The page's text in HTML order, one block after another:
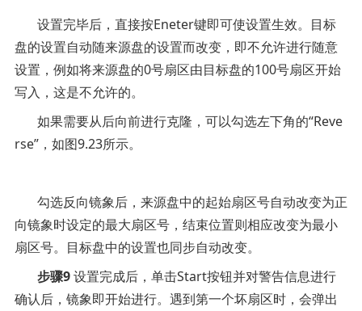
设置完毕后，直接按Eneter键即可使设置生效。目标
盘的设置自动随来源盘的设置而改变，即不允许进行随意
设置，例如将来源盘的0号扇区由目标盘的100号扇区开始
写入，这是不允许的。
如果需要从后向前进行克隆，可以勾选左下角的“Reve
rse”，如图9.23所示。
勾选反向镜象后，来源盘中的起始扇区号自动改变为正
向镜象时设定的最大扇区号，结束位置则相应改变为最小
扇区号。目标盘中的设置也同步自动改变。
步骤9设置完成后，单击Start按钮并对警告信息进行
确认后，镜象即开始进行。遇到第一个坏扇区时，会弹出